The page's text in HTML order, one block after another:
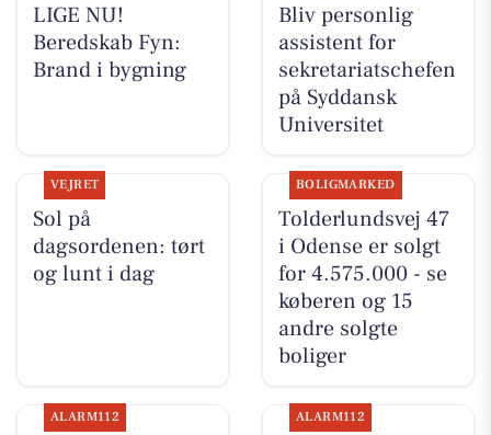
LIGE NU!
Beredskab Fyn:
Brand i bygning
Bliv personlig
assistent for
sekretariatschefen
på Syddansk
Universitet
VEJRET
Sol på
dagsordenen: tørt
og lunt i dag
BOLIGMARKED
Tolderlundsvej 47
i Odense er solgt
for 4.575.000 - se
køberen og 15
andre solgte
boliger
ALARM112 ALARM112